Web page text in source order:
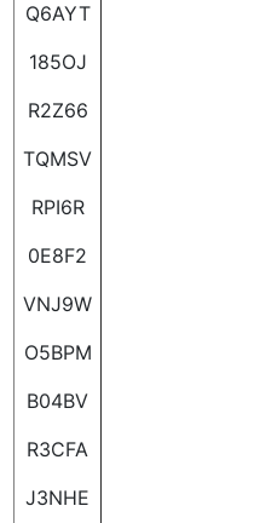
Q6AYT
185OJ
R2Z66
TQMSV
RPI6R
0E8F2
VNJ9W
O5BPM
B04BV
R3CFA
J3NHE